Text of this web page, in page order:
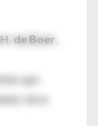
de Boer,
que
de la